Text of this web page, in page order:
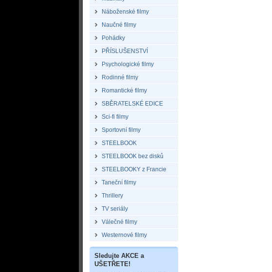
Náboženské filmy
Naučné filmy
Pohádky
PŘÍSLUŠENSTVÍ
Psychologické filmy
Rodinné filmy
Romantické filmy
SBĚRATELSKÉ EDICE
Sci-fi filmy
Sportovní filmy
STEELBOOK
STEELBOOK bez disků
STEELBOOKY z Francie
Taneční filmy
Thrillery
TV seriály
Válečné filmy
Westernové filmy
Sledujte AKCE a
UŠETŘETE!